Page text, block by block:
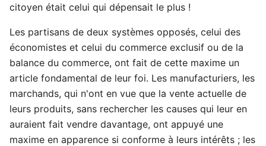
citoyen était celui qui dépensait le plus !
Les partisans de deux systèmes opposés, celui des
économistes et celui du commerce exclusif ou de la
balance du commerce, ont fait de cette maxime un
article fondamental de leur foi. Les manufacturiers, les
marchands, qui n'ont en vue que la vente actuelle de
leurs produits, sans rechercher les causes qui leur en
auraient fait vendre davantage, ont appuyé une
maxime en apparence si conforme à leurs intérêts ; les